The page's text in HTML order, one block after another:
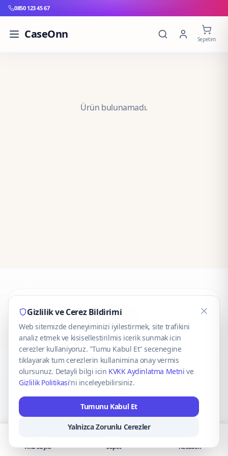
0850 123 45 67
CaseOnn Sepetim
Ürün bulunamadı.
CaseOnn
© 2025 CaseOnn. Tüm hakları saklıdır.
VISA Mastercard
Gizlilik ve Cerez Bildirimi
Web sitemizde deneyiminizi iyilestirmek, site trafikini
analiz etmek ve kisisellestirilmis icerik sunmak icin
cerezler kullaniyoruz. "Tumu Kabul Et" secenegine
tiklayarak tum cerezlerin kullanimina onay vermis
olursunuz. Detayli bilgi icin KVKK Aydinlatma Metni ve
Gizlilik Politikasi'ni inceleyebilirsiniz.
Tumunu Kabul Et
Yalnizca Zorunlu Cerezler
Ana Sayfa Sepet Hesabım